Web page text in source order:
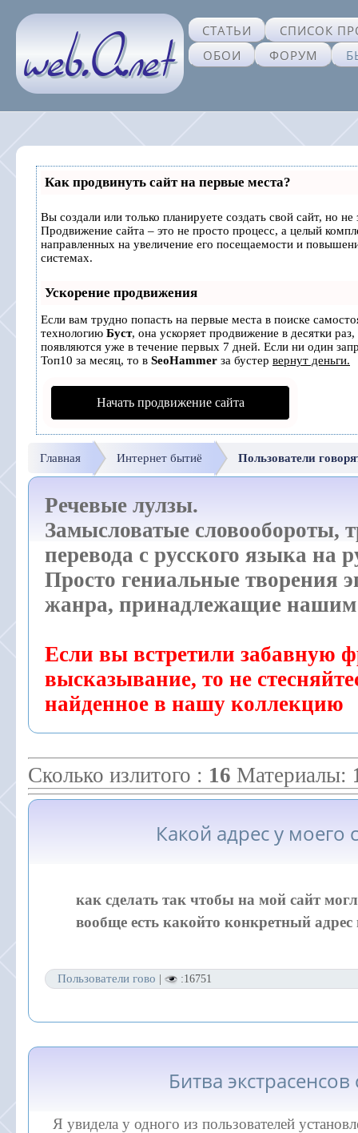
СТАТЬИ
СПИСОК
ОБОИ
ФОРУМ
Как продвинуть сайт на первые места?
Вы создали или только планируете создать свой сайт, но не
Продвижение сайта – это не просто процесс, а целый
направленных на увеличение его посещаемости и
системах.
Ускорение продвижения
Если вам трудно попасть на первые места в поиске
технологию Буст, она ускоряет продвижение в десятки
появляются уже в течение первых 7 дней. Если ни один
Топ10 за месяц, то в SeoHammer за бустер вернут деньги.
Начать продвижение сайта
Главная Интернет бытиё Пользователи
Речевые лулзы.
Замысловатые словообороты,
перевода с русского языка на
Просто гениальные творения
жанра, принадлежащие нашим
Если вы встретили забавную
высказывание, то не
найденное в нашу коллекцию
Сколько излитого : 16 Материалы:
Какой адрес у моего
как сделать так чтобы на мой сайт
вообще есть какойто конкретный адрес
Пользователи гово :16751
Битва экстрасенсов
Я увидела у одного из пользователей